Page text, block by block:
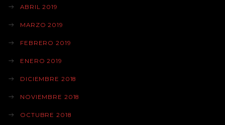
ABRIL 2019
MARZO 2019
FEBRERO 2019
ENERO 2019
DICIEMBRE 2018
NOVIEMBRE 2018
OCTUBRE 2018